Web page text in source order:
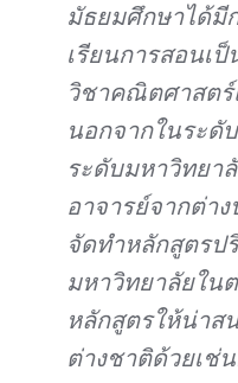
มัธยมศึกษาได้มี
เรียนการสอนเ
วิชาคณิตศาสตร์
นอกจากในระดั
ระดับมหาวิทยา
อาจารย์จากต่า
จัดทำหลักสูตร
มหาวิทยาลัยใน
หลักสูตรให้น่าส
ต่างชาติด้วยเช่